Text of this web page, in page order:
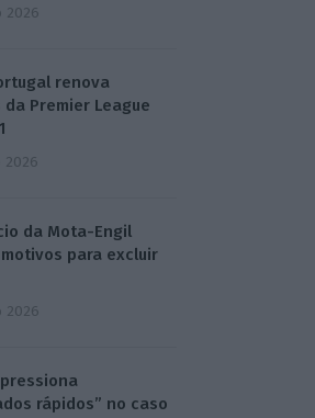
2026
renova
Premier League
2026
da Mota-Engil
para excluir
2026
rápidos” no caso